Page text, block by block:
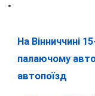
На Вінниччині
палаючому
автопоїзд